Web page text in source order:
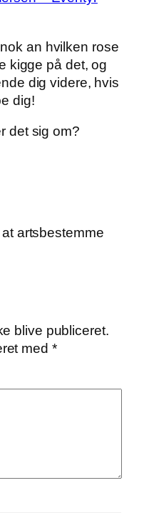
an hvilken rose
kigge på det, og
dig videre, hvis
dig!
det sig om?
artsbestemme
blive publiceret.
med *